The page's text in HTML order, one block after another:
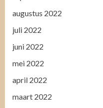
augustus 2022
juli 2022
juni 2022
mei 2022
april 2022
maart 2022